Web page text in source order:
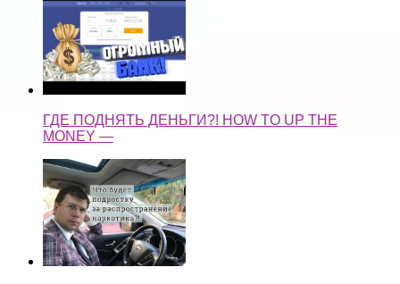
ГДЕ ПОДНЯТЬ ДЕНЬГИ?! HOW TO UP THE
MONEY —